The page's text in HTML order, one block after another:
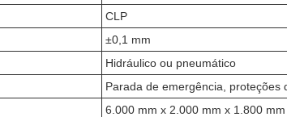
CLP
±0,1 mm
Hidráulico ou pneumático
Parada de emergência,
6.000 mm x 2.000 mm x 1.800 mm